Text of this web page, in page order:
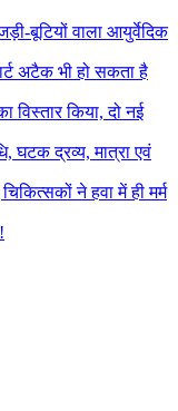
बूटियों वाला आयुर्वेदिक
अटैक भी हो सकता है
विस्तार किया, दो नई
घटक द्रव्य, मात्रा एवं
ने हवा में ही मर्म